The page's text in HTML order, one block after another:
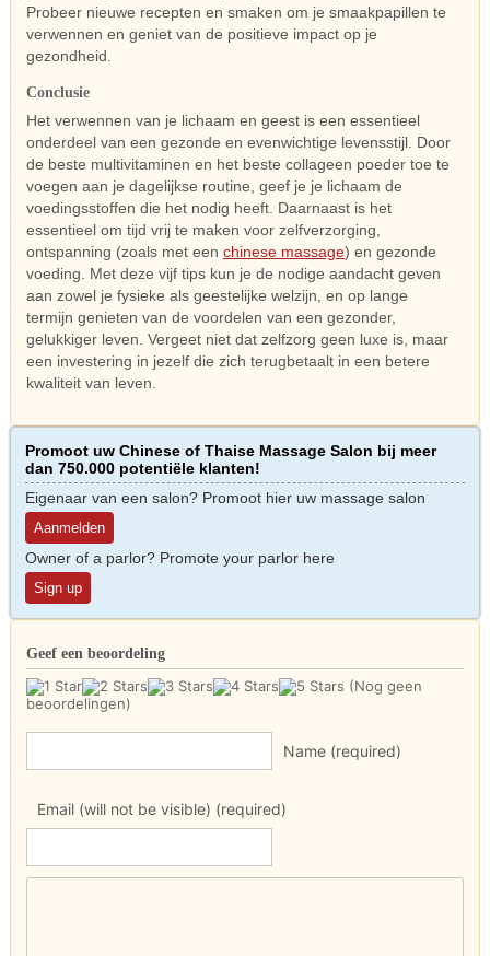
Probeer nieuwe recepten en smaken om je smaakpapillen te
verwennen en geniet van de positieve impact op je
gezondheid.
Conclusie
Het verwennen van je lichaam en geest is een essentieel
onderdeel van een gezonde en evenwichtige levensstijl. Door
de beste multivitaminen en het beste collageen poeder toe te
voegen aan je dagelijkse routine, geef je je lichaam de
voedingsstoffen die het nodig heeft. Daarnaast is het
essentieel om tijd vrij te maken voor zelfverzorging,
ontspanning (zoals met een chinese massage) en gezonde
voeding. Met deze vijf tips kun je de nodige aandacht geven
aan zowel je fysieke als geestelijke welzijn, en op lange
termijn genieten van de voordelen van een gezonder,
gelukkiger leven. Vergeet niet dat zelfzorg geen luxe is, maar
een investering in jezelf die zich terugbetaalt in een betere
kwaliteit van leven.
Promoot uw Chinese of Thaise Massage Salon bij meer
dan 750.000 potentiële klanten!
Eigenaar van een salon? Promoot hier uw massage salon
Aanmelden
Owner of a parlor? Promote your parlor here
Sign up
Geef een beoordeling
(Nog geen
beoordelingen)
Name (required)
Email (will not be visible) (required)